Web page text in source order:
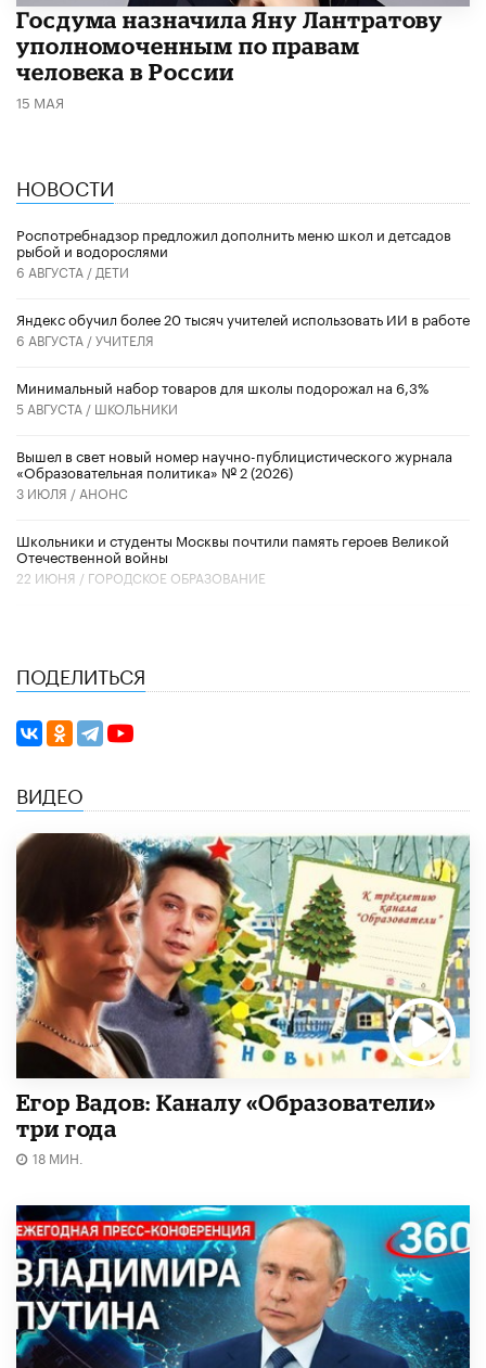
Госдума назначила Яну Лантратову
уполномоченным по правам
человека в России
15 МАЯ
НОВОСТИ
Роспотребнадзор предложил дополнить меню школ и детсадов
рыбой и водорослями
6 АВГУСТА / ДЕТИ
​Яндекс обучил более 20 тысяч учителей использовать ИИ в работе
6 АВГУСТА /УЧИТЕЛЯ
Минимальный набор товаров для школы подорожал на 6,3%
5 АВГУСТА / ШКОЛЬНИКИ
Вышел в свет новый номер научно-публицистического журнала
«Образовательная политика» № 2 (2026)
3 ИЮЛЯ / АНОНС
Школьники и студенты Москвы почтили память героев Великой
Отечественной войны
22 ИЮНЯ / ГОРОДСКОЕ ОБРАЗОВАНИЕ
ПОДЕЛИТЬСЯ
ВИДЕО
Егор Вадов: Каналу «Образователи»
три года
18 МИН.